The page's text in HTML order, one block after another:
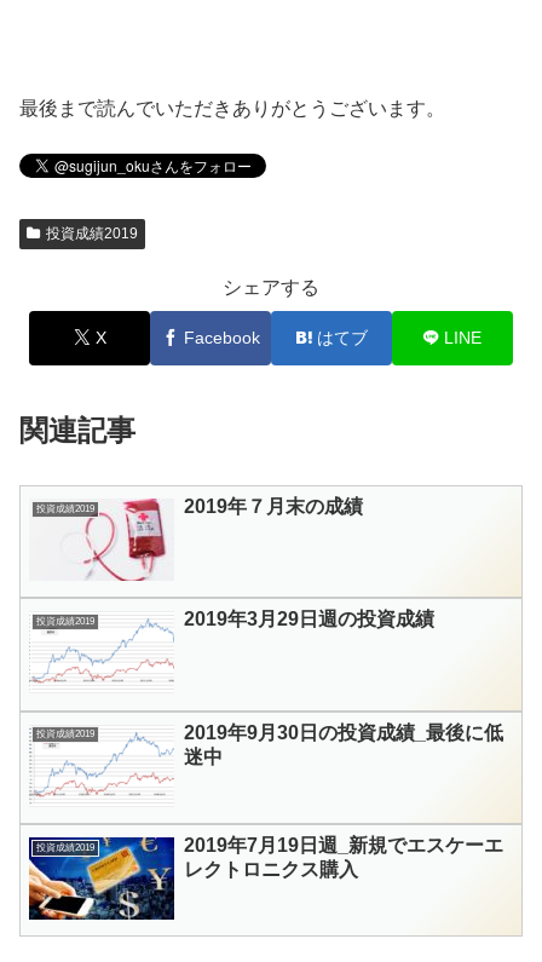
最後まで読んでいただきありがとうございます。
投資成績2019
シェアする
X Facebook はてブ LINE
関連記事
投資成績2019 2019年７月末の成績
投資成績2019 2019年3月29日週の投資成績
投資成績2019
2019年9月30日の投資成績_最後に低
迷中
投資成績2019
2019年7月19日週_新規でエスケーエ
レクトロニクス購入